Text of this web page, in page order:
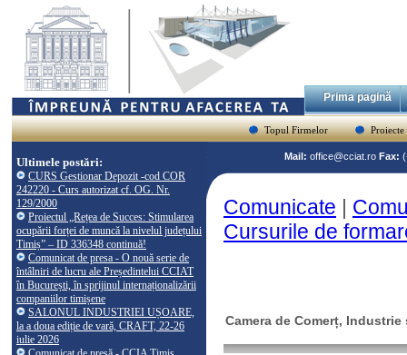
Prima pagină
Topul Firmelor Proiecte
Ultimele postări:
CURS Gestionar Depozit -cod COR
242220 - Curs autorizat cf. OG. Nr.
129/2000
Proiectul „Rețea de Succes: Stimularea
ocupării forței de muncă la nivelul județului
Timiș” – ID 336348 continuă!
Comunicat de presa - O nouă serie de
întâlniri de lucru ale Președintelui CCIAT
în București, în sprijinul internaționalizării
companiilor timișene
SALONUL INDUSTRIEI UȘOARE,
la a doua ediție de vară, CRAFT, 22-26
iulie 2026
Mail: office@cciat.ro Fax:
Comunicate |
Cursurile de
Camera de Comerț,